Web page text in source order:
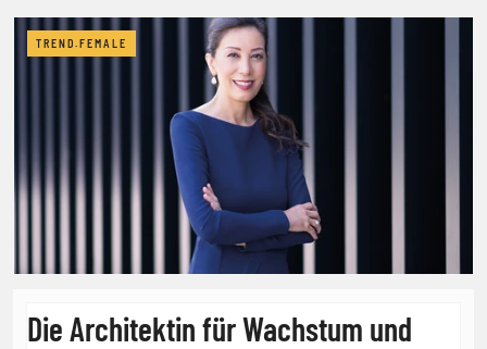
TREND.FEMALE
Die Architektin für Wachstum und